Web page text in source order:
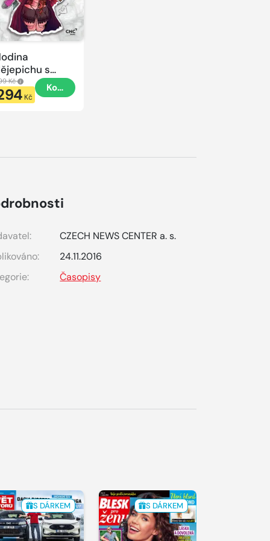
s
Kč
Kč
Koupit
CZECH NEWS CENTER a. s.
24.11.2016
Časopisy
S DÁRKEM S DÁRKEM